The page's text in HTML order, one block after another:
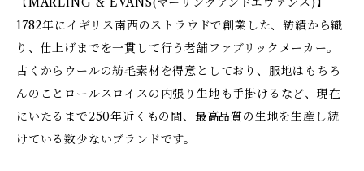
1782年にイギリス南西のストラウドで創業した、紡績から織
り、仕上げまでを一貫して行う老舗ファブリックメーカー。
古くからウールの紡毛素材を得意としており、服地はもちろ
んのことロールスロイスの内張り生地も手掛けるなど、現在
にいたるまで250年近くもの間、最高品質の生地を生産し続
けている数少ないブランドです。